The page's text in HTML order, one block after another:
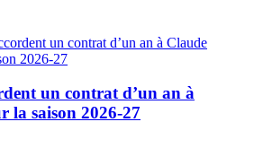
un contrat d’un an à
la saison 2026-27